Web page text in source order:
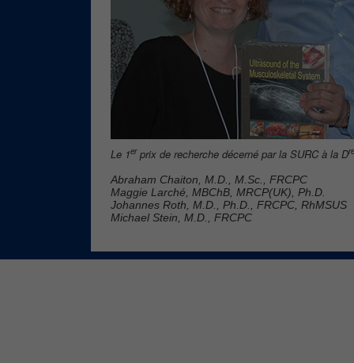
Le 1erprix de recherche décerné par la SURC à la Dre
Abraham Chaiton, M.D., M.Sc., FRCPC
Maggie Larché, MBChB, MRCP(UK), Ph.D.
Johannes Roth, M.D., Ph.D., FRCPC, RhMSUS
Michael Stein, M.D., FRCPC